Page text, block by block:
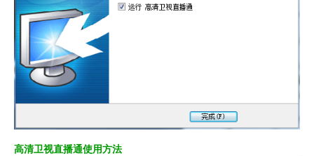
高清卫视直播通使用方法